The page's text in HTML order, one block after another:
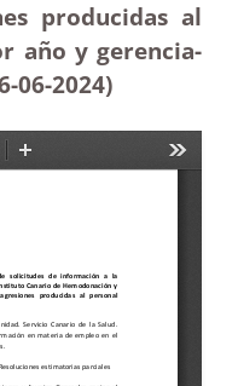
producidas al
año y gerencia-
06-2024)